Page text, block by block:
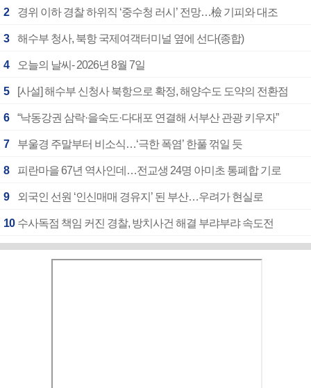
2 경위 이하 경찰 하위직 ‘중수청 러시’ 전망…檢 기피와 대조
3 해수부 청사, 북항 국제여객터미널 옆에 선다(종합)
4 오늘의 날씨- 2026년 8월 7일
5 [사설] 해수부 신청사 북항으로 확정, 해양수도 도약의 전환점
6 “낙동강권 삼락·을숙도·다대포 연결해 서부산 관광 키우자”
7 부울경 주말부터 비소식…‘극한 폭염’ 한풀 꺾일 듯
8 피란마을 67년 역사인데…전교생 24명 아미초 통폐합 기로
9 외국인 선원 ‘인신매매 경유지’ 된 부산…우려가 현실로
10 수사독점 책임 커진 경찰, 방치사건 해결 부랴부랴 속도전